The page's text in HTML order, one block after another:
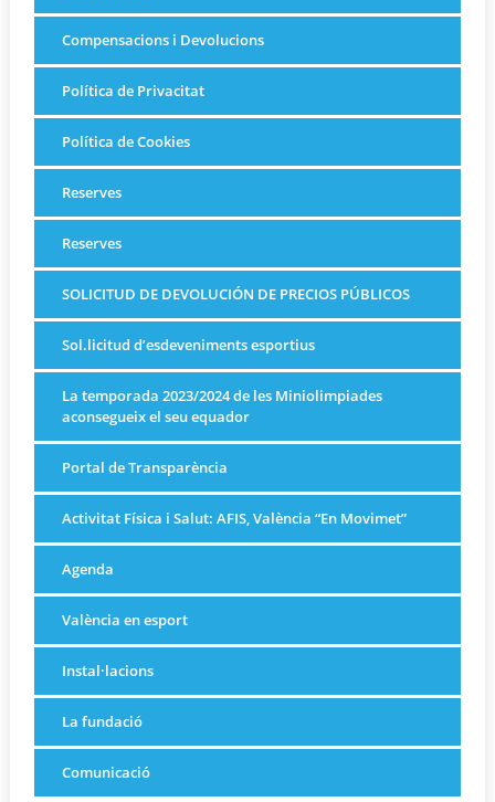
Compensacions i Devolucions
Política de Privacitat
Política de Cookies
Reserves
Reserves
SOLICITUD DE DEVOLUCIÓN DE PRECIOS PÚBLICOS
Sol.licitud d’esdeveniments esportius
La temporada 2023/2024 de les Miniolimpiades
aconsegueix el seu equador
Portal de Transparència
Activitat Física i Salut: AFIS, València “En Movimet”
Agenda
València en esport
Instal·lacions
La fundació
Comunicació